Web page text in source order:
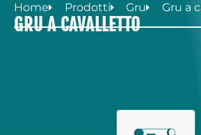
Home Prodotti Gru Gru a
GRU A CAVALLETTO